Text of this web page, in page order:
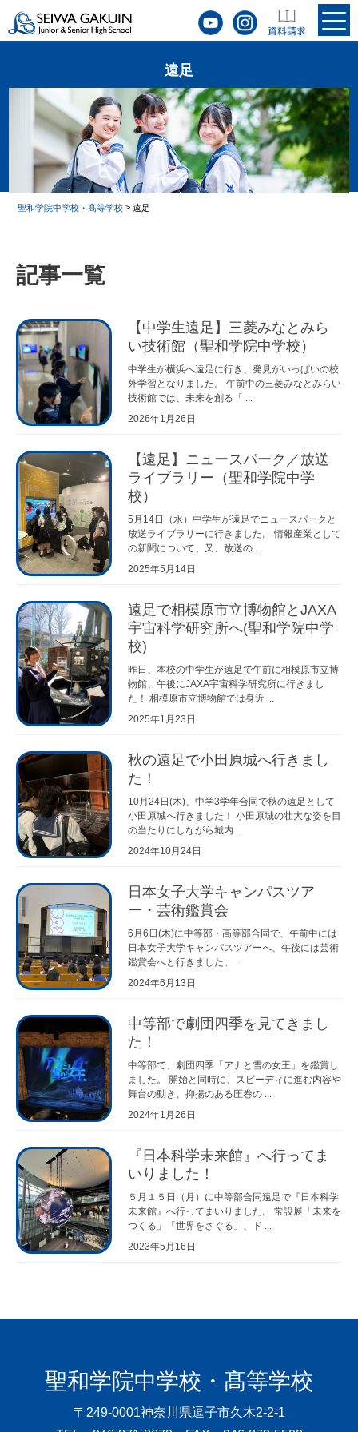
遠足
聖和学院中学校・髙等学校 >遠足
記事一覧
【中学生遠足】三菱みなとみら
い技術館（聖和学院中学校）
中学生が横浜へ遠足に行き、発見がいっぱいの校
外学習となりました。 午前中の三菱みなとみらい
技術館では、未来を創る「 ...
2026年1月26日
【遠足】ニュースパーク／放送
ライブラリー（聖和学院中学
校）
5月14日（水）中学生が遠足でニュースパークと
放送ライブラリーに行きました。 情報産業として
の新聞について、又、放送の ...
2025年5月14日
遠足で相模原市立博物館とJAXA
宇宙科学研究所へ(聖和学院中学
校)
昨日、本校の中学生が遠足で午前に相模原市立博
物館、午後にJAXA宇宙科学研究所に行きまし
た！ 相模原市立博物館では身近 ...
2025年1月23日
秋の遠足で小田原城へ行きまし
た！
10月24日(木)、中学3学年合同で秋の遠足として
小田原城へ行きました！ 小田原城の壮大な姿を目
の当たりにしながら城内 ...
2024年10月24日
日本女子大学キャンパスツア
ー・芸術鑑賞会
6月6日(木)に中等部・高等部合同で、午前中には
日本女子大学キャンパスツアーへ、午後には芸術
鑑賞会へと行きました。 ...
2024年6月13日
中等部で劇団四季を見てきまし
た！
中等部で、劇団四季「アナと雪の女王」を鑑賞し
ました。 開始と同時に、スピーディに進む内容や
舞台の動き、抑揚のある圧巻の ...
2024年1月26日
『日本科学未来館』へ行ってま
いりました！
５月１５日（月）に中等部合同遠足で『日本科学
未来館』へ行ってまいりました。 常設展「未来を
つくる」「世界をさぐる」、ド ...
2023年5月16日
聖和学院中学校・髙等学校
〒249-0001神奈川県逗子市久木2-2-1